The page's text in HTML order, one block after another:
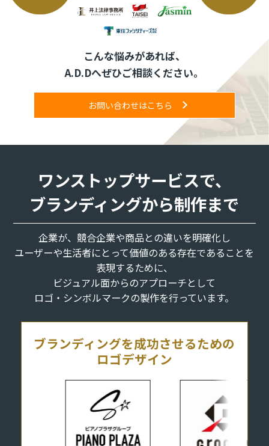
こんな悩みがあれば、
A.D.Dへぜひご相談ください。
お問い合わせはこちら
ワンストップサービスで、
ブランディングから制作まで
企業が、競合企業や商品との違いを明確化し
ユーザーや生活者にとって価値のある存在であることを
表現するために、
ビジュアル面からのアプローチとして
ロゴ・シンボルマークの製作を行っています。
ブランディングを成功させるための
ロゴデザイン